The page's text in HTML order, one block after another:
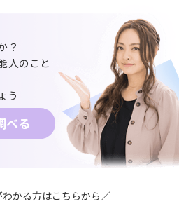
？
人のこと
う
べる
かる方はこちらから／